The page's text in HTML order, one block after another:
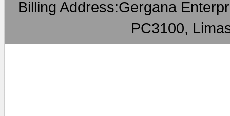
Billing Address:Gergana
PC3100,